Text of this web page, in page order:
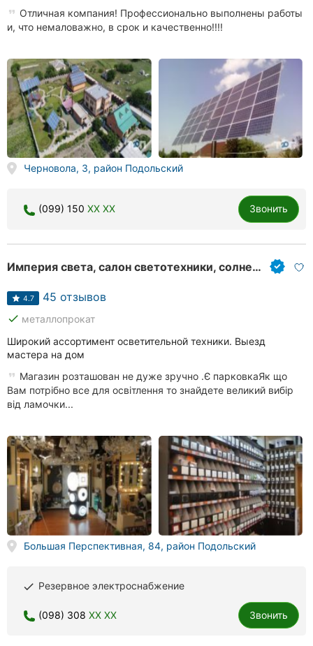
Рестораны
рубрики
Все
города:
Хмельницкий
Ровно
Одесса
Киев
Запорожье
Днепр
Львов
Кривой
Отличная компания! Профессионально выполнены работы
и, что немаловажно, в срок и качественно!!!!
Черновола, 3, район Подольский
(099) 150 XX XX Звонить
Империя света, салон светотехники, солнечные электростанции.
4.7 45 отзывов
done металлопрокат
Широкий ассортимент осветительной техники. Выезд
мастера на дом
Магазин розташован не дуже зручно .Є парковкаЯк що
Вам потрібно все для освітлення то знайдете великий вибір
від ламочки...
Большая Перспективная, 84, район Подольский
done Резервное электроснабжение
(098) 308 XX XX Звонить